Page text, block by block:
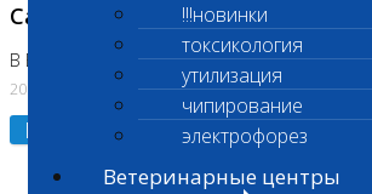
!!!новинки
токсикология
утилизация
чипирование
электрофорез
Ветеринарные центры
Санитарный день
В Бутово 21.07.2026
20.07.2026
Подробнее